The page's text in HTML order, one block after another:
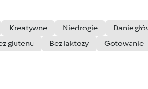
Kreatywne Niedrogie Danie
glutenu Bez laktozy Gotowanie